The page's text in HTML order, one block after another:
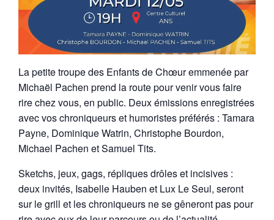
La petite troupe des Enfants de Chœur emmenée par
Michaël Pachen prend la route pour venir vous faire
rire chez vous, en public. Deux émissions enregistrées
avec vos chroniqueurs et humoristes préférés : Tamara
Payne, Dominique Watrin, Christophe Bourdon,
Michael Pachen et Samuel Tits.
Sketchs, jeux, gags, répliques drôles et incisives :
deux invités, Isabelle Hauben et Lux Le Seul, seront
sur le grill et les chroniqueurs ne se gêneront pas pour